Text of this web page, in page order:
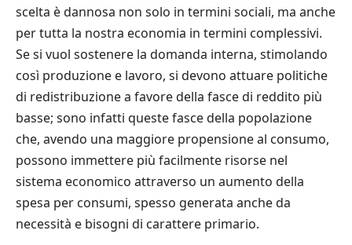
scelta è dannosa non solo in termini sociali, ma anche
per tutta la nostra economia in termini complessivi.
Se si vuol sostenere la domanda interna, stimolando
così produzione e lavoro, si devono attuare politiche
di redistribuzione a favore della fasce di reddito più
basse; sono infatti queste fasce della popolazione
che, avendo una maggiore propensione al consumo,
possono immettere più facilmente risorse nel
sistema economico attraverso un aumento della
spesa per consumi, spesso generata anche da
necessità e bisogni di carattere primario.